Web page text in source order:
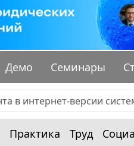
Демо Семинары
Практика Труд